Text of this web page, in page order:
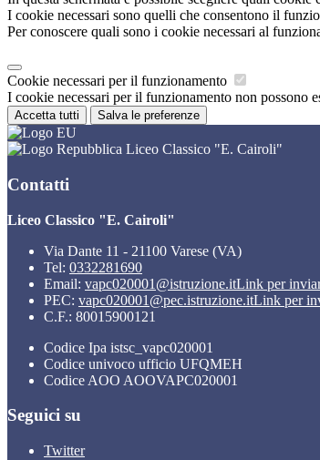
I cookie necessari sono quelli che consentono il
Per conoscere quali sono i cookie necessari al
Cookie necessari per il funzionamento
I cookie necessari per il funzionamento non possono
Accetta tutti Salva le preferenze
Liceo Classico "E. Cairoli"
Contatti
Liceo Classico "E. Cairoli"
Via Dante 11 - 21100 Varese (VA)
Tel: 0332281690
Email: vapc020001@istruzione.itLink per
PEC: vapc020001@pec.istruzione.itLink per
C.F.: 80015900121
Codice Ipa istsc_vapc020001
Codice univoco ufficio UFQMEH
Codice AOO AOOVAPC020001
Seguici su
Twitter